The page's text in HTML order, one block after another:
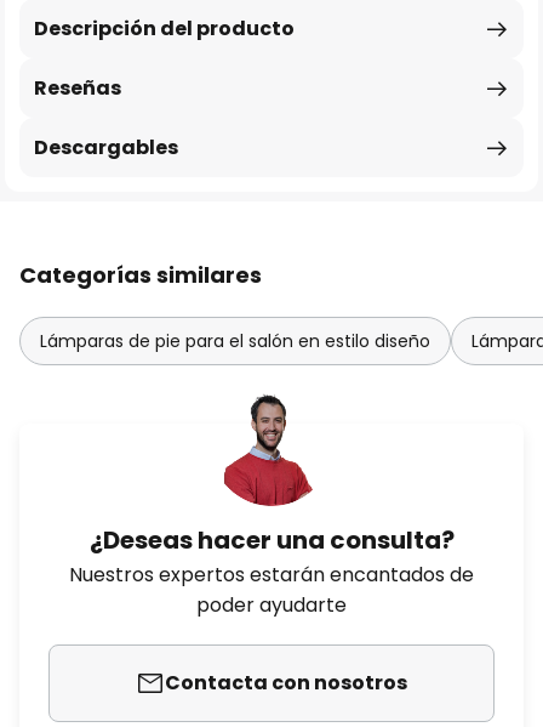
Descripción del producto
Reseñas
Descargables
Categorías similares
Lámparas de pie para el salón en estilo diseño
¿Deseas hacer una consulta?
Nuestros expertos estarán encantados de
poder ayudarte
Contacta con nosotros